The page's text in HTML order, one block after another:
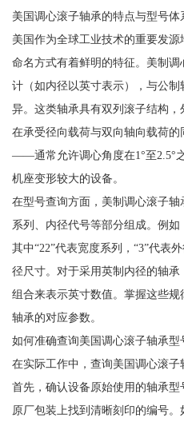
美国调心滚子轴承的特点与型号体
美国作为全球工业技术的重要发
命名方式有着鲜明的特征。美制
计（如内径以英寸表示），与公
异。这类轴承具有双列滚子结构
在承受径向载荷与双向轴向载荷
——通常允许调心角度在1°至2.5°
机座变形较大的设备。
在型号查询方面，美制调心滚子
系列、内径代号等部分组成。例如
其中“22”代表宽度系列，“3”代表
径尺寸。对于采用英制内径的轴
组合来表示英寸数值。掌握这些
轴承的对应参数。
如何准确查询美国调心滚子轴承型
在实际工作中，查询美国调心滚子
首先，确认设备原始使用的轴承
原厂包装上找到清晰刻印的编号。